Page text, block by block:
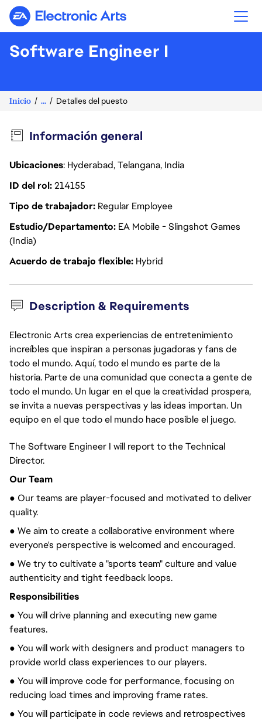
Electronic Arts
Software Engineer I
Inicio ... Detalles del puesto
Información general
Ubicaciones: Hyderabad, Telangana, India
ID del rol214155
Tipo de trabajador Regular Employee
Estudio/Departamento EA Mobile - Slingshot Games
(India)
Acuerdo de trabajo flexible Hybrid
Description & Requirements
Electronic Arts crea experiencias de entretenimiento
increíbles que inspiran a personas jugadoras y fans de
todo el mundo. Aquí, todo el mundo es parte de la
historia. Parte de una comunidad que conecta a gente de
todo el mundo. Un lugar en el que la creatividad prospera,
se invita a nuevas perspectivas y las ideas importan. Un
equipo en el que todo el mundo hace posible el juego.
The Software Engineer I will report to the Technical
Director.
Our Team
● Our teams are player-focused and motivated to deliver
quality.
● We aim to create a collaborative environment where
everyone's perspective is welcomed and encouraged.
● We try to cultivate a "sports team" culture and value
authenticity and tight feedback loops.
Responsibilities
● You will drive planning and executing new game
features.
● You will work with designers and product managers to
provide world class experiences to our players.
● You will improve code for performance, focusing on
reducing load times and improving frame rates.
● You will participate in code reviews and retrospectives